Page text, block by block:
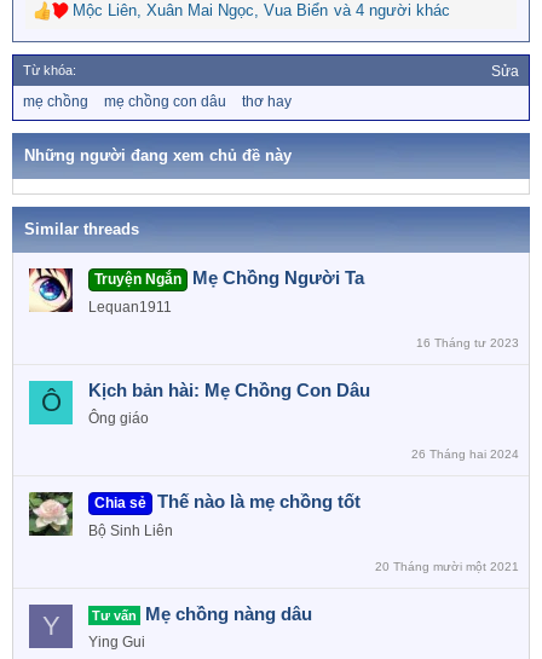
R
e
a
c
t
o
s
Mộc Liên, Xuân Mai Ngọc, Vua Biển và 4 người khác
Từ khóa: Sửa
ừ
k
mẹ chồng mẹ chồng con dâu thơ hay
Những người đang xem chủ đề này
Similar threads
Truyện Ngắn Mẹ Chồng Người Ta
Lequan1911
16 Tháng tư 2023
Ô Kịch bản hài: Mẹ Chồng Con Dâu
Ông giáo
26 Tháng hai 2024
Chia sẻ Thế nào là mẹ chồng tốt
Bộ Sinh Liên
20 Tháng mười một 2021
Y Tư vấn Mẹ chồng nàng dâu
Ying Gui